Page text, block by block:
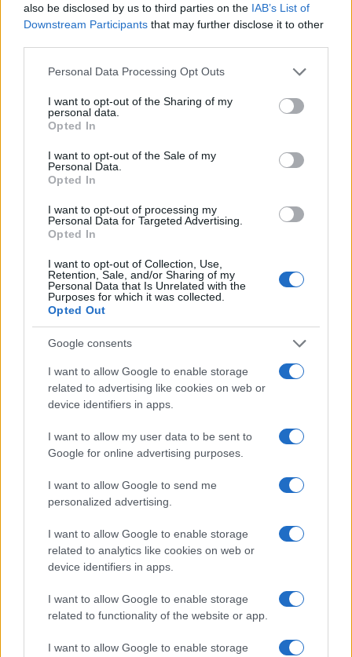
also be disclosed by us to third parties on the IAB’s List of
Downstream Participants that may further disclose it to other
Please note that this website/app uses one or more Google
not limited to your visit or usage behaviour. You may click to
grant or deny consent to Google and its third-party tags to
use your data for below specified purposes in below Google
consent section.
Personal Data Processing Opt Outs
I want to opt-out of the Sharing of my
personal data.
Opted In
I want to opt-out of the Sale of my
Personal Data.
Opted In
I want to opt-out of processing my
Personal Data for Targeted Advertising.
Opted In
I want to opt-out of Collection, Use,
Retention, Sale, and/or Sharing of my
Personal Data that Is Unrelated with the
Purposes for which it was collected.
Opted Out
Google consents
I want to allow Google to enable storage
related to advertising like cookies on web or
device identifiers in apps.
I want to allow my user data to be sent to
Google for online advertising purposes.
I want to allow Google to send me
personalized advertising.
I want to allow Google to enable storage
related to analytics like cookies on web or
device identifiers in apps.
I want to allow Google to enable storage
related to functionality of the website or app.
I want to allow Google to enable storage
atlete che ha scelto l’autogestione
Ilaria Mauri · 7 Ago 2026
PIÙ LETTI
Europei degli sport acquatici, ciclismo e tennis: il
palinsesto sportivo del 3 agosto
Lara Gut: stipendio e patrimonio della sciatrice
A quanto ammonta il patrimonio di Federica
Pellegrini? Lo stipendio
Dai Knicks ai campionati di tennis: le scommesse che
Rugby: All Blacks vs Springboks, il calendario
completo del Greatest Rivalry Tour
Sportmagazine: notizie, approfondimenti e classifiche su
calcio, basket, tennis, ciclismo, motori, Formula 1,
MotoGP e Olimpiadi. Le ultime news dalle competizioni
nazionali e internazionali, gli highlight delle partite, le
interviste ai protagonisti e i risultati in tempo reale di tutte